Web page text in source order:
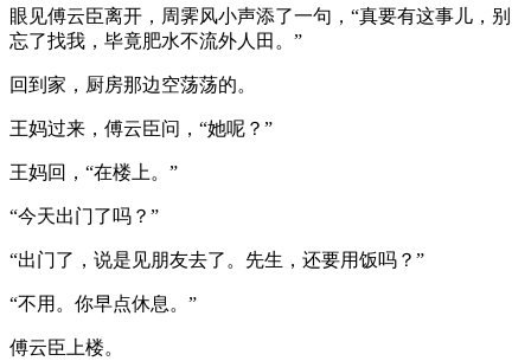
眼见傅云臣离开，周霁风小声添了一句，“真要有这事儿，别
忘了找我，毕竟肥水不流外人田。”
回到家，厨房那边空荡荡的。
王妈过来，傅云臣问，“她呢？”
王妈回，“在楼上。”
“今天出门了吗？”
“出门了，说是见朋友去了。先生，还要用饭吗？”
“不用。你早点休息。”
傅云臣上楼。